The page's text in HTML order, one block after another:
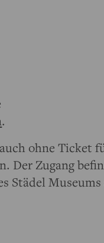
.
ohne Ticket
Der Zugang
Städel